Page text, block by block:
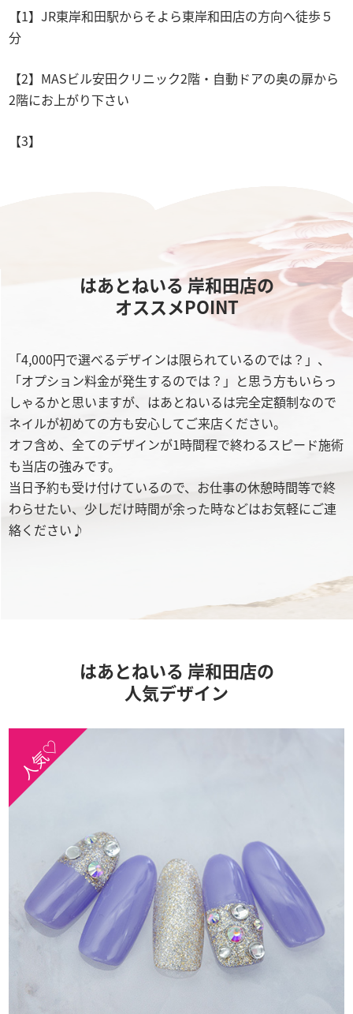
【1】JR東岸和田駅からそよら東岸和田店の方向へ徒歩５
分
【2】MASビル安田クリニック2階・自動ドアの奥の扉から
2階にお上がり下さい
【3】
はあとねいる 岸和田店の
オススメPOINT
「4,000円で選べるデザインは限られているのでは？」、
「オプション料金が発生するのでは？」と思う方もいらっ
しゃるかと思いますが、はあとねいるは完全定額制なので
ネイルが初めての方も安心してご来店ください。
オフ含め、全てのデザインが1時間程で終わるスピード施術
も当店の強みです。
当日予約も受け付けているので、お仕事の休憩時間等で終
わらせたい、少しだけ時間が余った時などはお気軽にご連
絡ください♪
はあとねいる 岸和田店の
人気デザイン